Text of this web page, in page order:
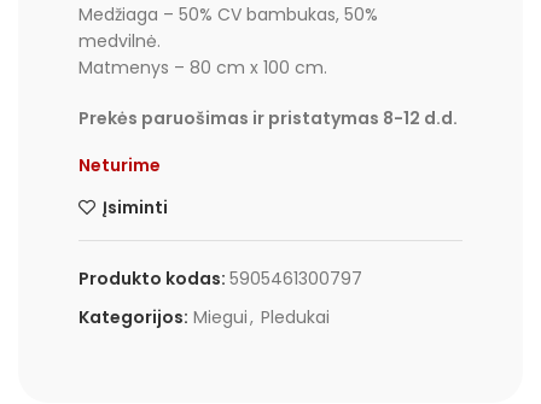
Medžiaga – 50% CV bambukas, 50%
medvilnė.
Matmenys – 80 cm x 100 cm.
Prekės paruošimas ir pristatymas 8-12 d.d.
Neturime
Įsiminti
Produkto kodas: 5905461300797
Kategorijos: Miegui, Pledukai